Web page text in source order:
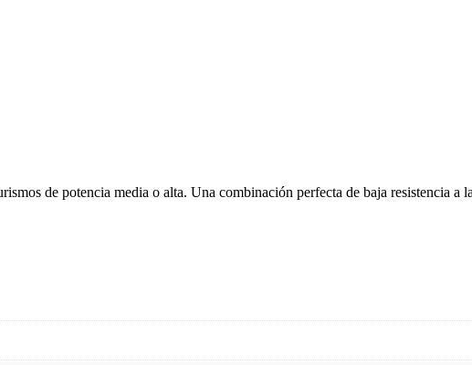
de potencia media o alta. Una combinación perfecta de baja resistencia a